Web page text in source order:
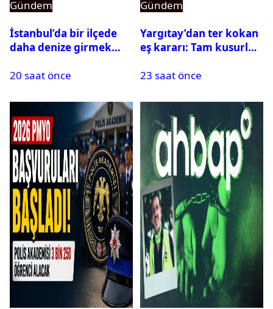
Gündem
İstanbul’da bir ilçede
daha denize girmek
20 saat önce
Gündem
Yargıtay’dan ter kokan
eş kararı: Tam kusurlu
23 saat önce